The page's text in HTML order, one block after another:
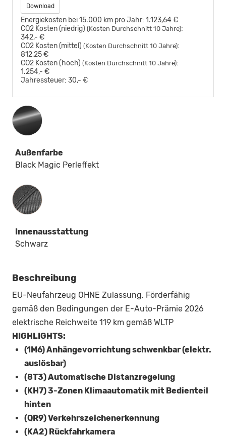
Download
Energiekosten bei 15.000 km pro Jahr: 1.123,64 €
CO2 Kosten (niedrig) (Kosten Durchschnitt 10 Jahre):
342,- €
CO2 Kosten (mittel) (Kosten Durchschnitt 10 Jahre):
812,25 €
CO2 Kosten (hoch) (Kosten Durchschnitt 10 Jahre):
1.254,- €
Jahressteuer: 30,- €
Außenfarbe
Black Magic Perleffekt
Innenausstattung
Innenausstattung
Schwarz
Beschreibung
EU-Neufahrzeug OHNE Zulassung, Förderfähig
gemäß den Bedingungen der E-Auto-Prämie 2026
elektrische Reichweite 119 km gemäß WLTP
HIGHLIGHTS:
(1M6) Anhängevorrichtung schwenkbar (elektr.
auslösbar)
(8T3) Automatische Distanzregelung
(KH7) 3-Zonen Klimaautomatik mit Bedienteil
hinten
(QR9) Verkehrszeichenerkennung
(KA2) Rückfahrkamera